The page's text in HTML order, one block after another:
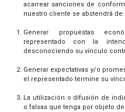
acarrear sanciones de
nuestro cliente se abstendrá de:
Generar propuestas
representado con la
desconociendo su vínculo
Generar expectativas y/o
el representado termine su
La utilización o difusión de
o falsas que tenga por objeto